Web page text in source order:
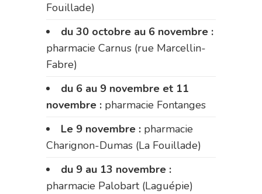
Fouillade)
du 30 octobre au 6 novembre :
pharmacie Carnus (rue Marcellin-
Fabre)
du 6 au 9 novembre et 11
novembre : pharmacie Fontanges
Le 9 novembre : pharmacie
Charignon-Dumas (La Fouillade)
du 9 au 13 novembre :
pharmacie Palobart (Laguépie)